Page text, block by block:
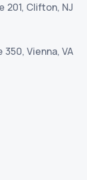
201, Clifton, NJ
Vienna, VA